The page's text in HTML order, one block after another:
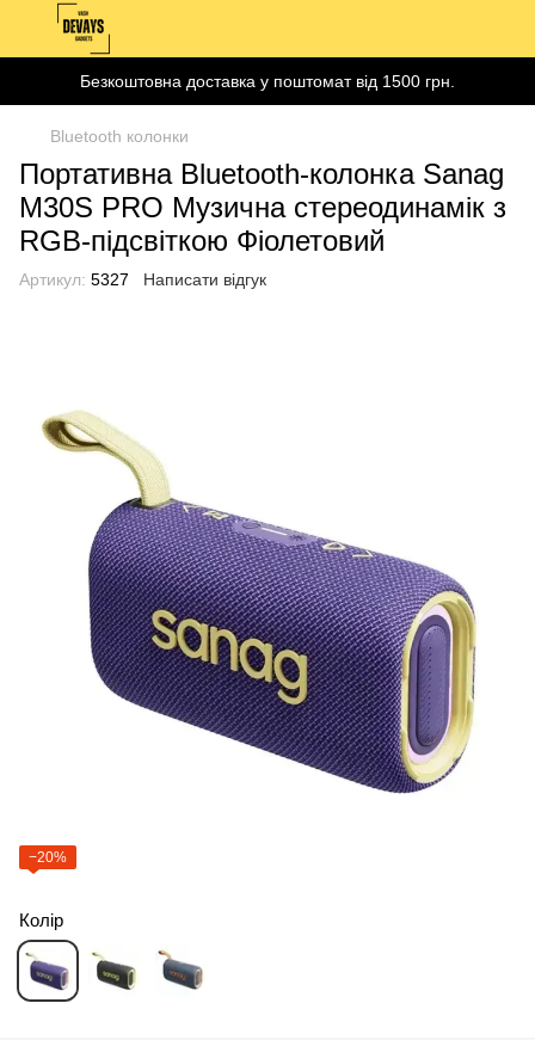
Безкоштовна доставка у поштомат від 1500 грн.
Bluetooth колонки
Портативна Bluetooth-колонка Sanag
M30S PRO Музична стереодинамік з
RGB-підсвіткою Фіолетовий
Артикул: 5327 Написати відгук
−20%
Колір